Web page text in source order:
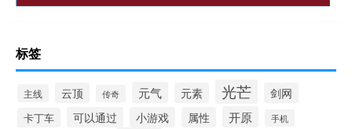
标签
主线 云顶 传奇 元气 元素 光芒 剑网
卡丁车 可以通过 小游戏 属性 开原 手机